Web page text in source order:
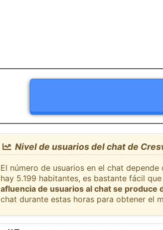
Nivel de usuarios del chat de
El número de usuarios en el chat
hay 5.199 habitantes, es bastante fácil
afluencia de usuarios al chat se produce
chat durante estas horas para obtener el